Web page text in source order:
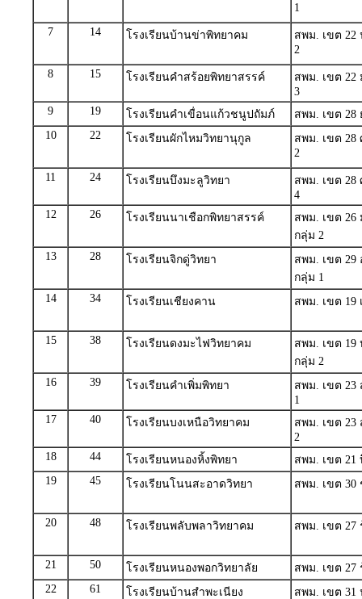
1
7
14 โรงเรียนบ้านข่าพิทยาคม
สพม. เขต
2
8
15 โรงเรียนคำสร้อยพิทยาสรรค์
สพม. เขต 22
3
9
19 โรงเรียนคำเขื่อนแก้วชนูปถัมภ์
สพม. เขต 28
10
22 โรงเรียนผักไหมวิทยานุกูล
สพม. เขต 28
2
11
24 โรงเรียนบึงมะลูวิทยา
สพม. เขต 28
4
12
26 โรงเรียนนาเชือกพิทยาสรรค์
สพม. เขต 26
กลุ่ม 2
13
28 โรงเรียนจิกดู่วิทยา
สพม. เขต 29
กลุ่ม 1
14
34 โรงเรียนเชียงคาน สพม. เขต 19
15 38 โรงเรียนดงมะไฟวิทยาคม
สพม. เขต 19
กลุ่ม 2
16
39 โรงเรียนคำเพิ่มพิทยา
สพม. เขต
1
17
40 โรงเรียนบงเหนือวิทยาคม
สพม. เขต
2
18
44 โรงเรียนหนองหิ้งพิทยา
สพม. เขต 21
19
45 โรงเรียนโนนสะอาดวิทยา สพม. เขต 30
20 48 โรงเรียนพลับพลาวิทยาคม สพม. เขต 27
21 50 โรงเรียนหนองพอกวิทยาลัย
สพม. เขต 27
22
61 โรงเรียนบ้านสำพะเนียง
สพม. เขต